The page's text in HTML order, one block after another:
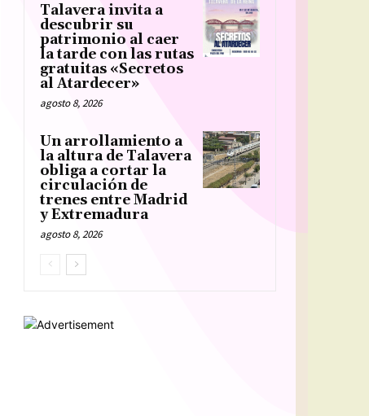
Talavera invita a
descubrir su
patrimonio al caer
la tarde con las rutas
gratuitas «Secretos
al Atardecer»
agosto 8, 2026
Un arrollamiento a
la altura de Talavera
obliga a cortar la
circulación de
trenes entre Madrid
y Extremadura
agosto 8, 2026